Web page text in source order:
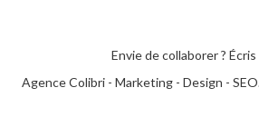
Envie de collaborer ?
Agence Colibri - Marketing - Design - SEO